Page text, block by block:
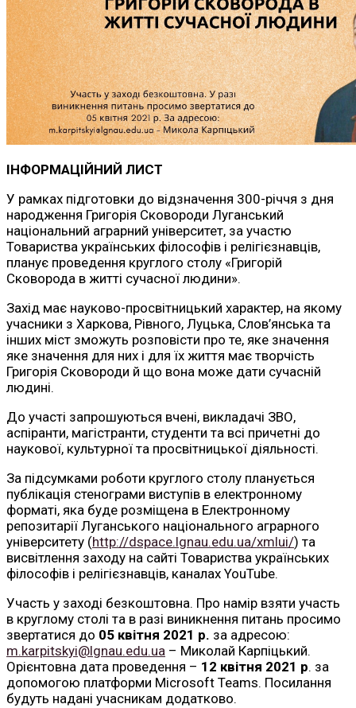
ІНФОРМАЦІЙНИЙ ЛИСТ
У рамках підготовки до відзначення 300-річчя з дня
народження Григорія Сковороди Луганський
національний аграрний університет, за участю
Товариства українських філософів і релігієзнавців,
планує проведення круглого столу «Григорій
Сковорода в житті сучасної людини».
Захід має науково-просвітницький характер, на якому
учасники з Харкова, Рівного, Луцька, Слов’янська та
інших міст зможуть розповісти про те, яке значення
яке значення для них і для їх життя має творчість
Григорія Сковороди й що вона може дати сучасній
людині.
До участі запрошуються вчені, викладачі ЗВО,
аспіранти, магістранти, студенти та всі причетні до
наукової, культурної та просвітницької діяльності.
За підсумками роботи круглого столу планується
публікація стенограми виступів в електронному
форматі, яка буде розміщена в Електронному
репозитарії Луганського національного аграрного
університету (http://dspace.lgnau.edu.ua/xmlui/) та
висвітлення заходу на сайті Товариства українських
філософів і релігієзнавців, каналах YouTube.
Участь у заході безкоштовна. Про намір взяти участь
в круглому столі та в разі виникнення питань просимо
звертатися до 05 квітня 2021 р. за адресою:
m.karpitskyi@lgnau.edu.ua – Миколай Карпіцький.
Орієнтовна дата проведення – 12 квітня 2021 р. за
допомогою платформи Microsoft Teams. Посилання
будуть надані учасникам додатково.